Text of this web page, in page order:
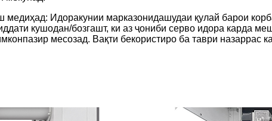
Идоракунии марказонидашудаи қулай барои
кушодан/бозгашт, ки аз ҷониби серво идора карда
месозад. Вақти бекористиро ба таври